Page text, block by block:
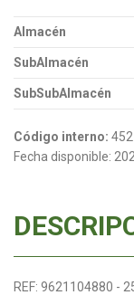
Almacén
SubAlmacén
SubSubAlmacén
Código interno:
Fecha disponible:
REF: 9621104880 -